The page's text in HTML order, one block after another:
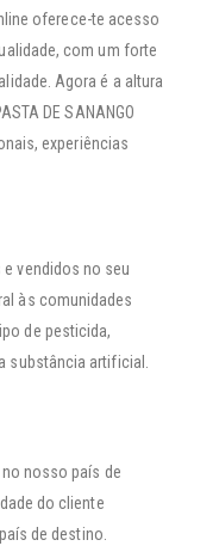
oferece-te acesso
com um forte
Agora é a altura
DE SANANGO
experiências
vendidos no seu
às comunidades
de pesticida,
substância artificial.
nosso país de
do cliente
de destino.